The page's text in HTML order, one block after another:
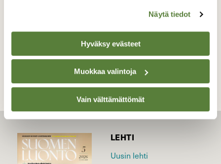
Näytä tiedot
Hyväksy evästeet
Muokkaa valintoja
Vain välttämättömät
TAKAISIN LISTAAN
LEHTI
Uusin lehti